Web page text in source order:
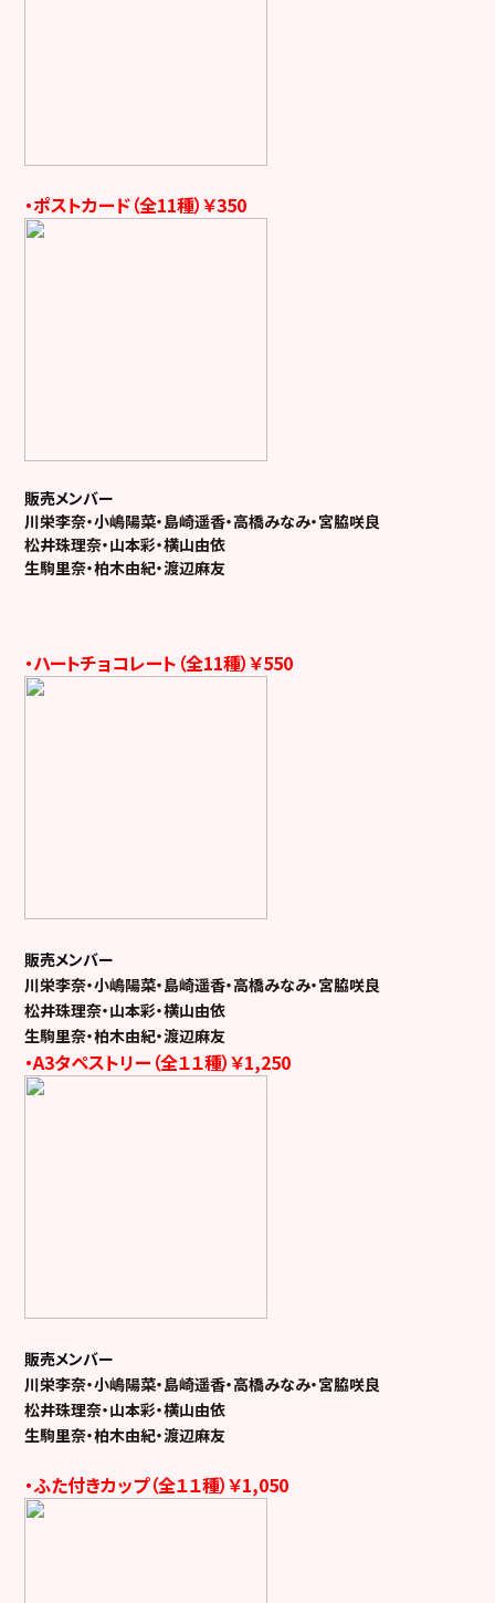
・ポストカード（全11種）￥350
販売メンバー
川栄李奈・小嶋陽菜・島崎遥香・高橋みなみ・宮脇咲良
松井珠理奈・山本彩・横山由依
生駒里奈・柏木由紀・渡辺麻友
・ハートチョコレート（全11種）￥550
販売メンバー
川栄李奈・小嶋陽菜・島崎遥香・高橋みなみ・宮脇咲良
松井珠理奈・山本彩・横山由依
生駒里奈・柏木由紀・渡辺麻友
・A3タペストリー（全１１種）￥1,250
販売メンバー
川栄李奈・小嶋陽菜・島崎遥香・高橋みなみ・宮脇咲良
松井珠理奈・山本彩・横山由依
生駒里奈・柏木由紀・渡辺麻友
・ふた付きカップ（全１１種）￥1,050